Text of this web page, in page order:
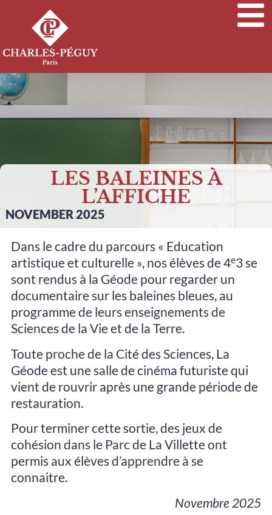
LES BALEINES À
L’AFFICHE
NOVEMBER 2025
Dans le cadre du parcours « Education
artistique et culturelle », nos élèves de 4e3 se
sont rendus à la Géode pour regarder un
documentaire sur les baleines bleues, au
programme de leurs enseignements de
Sciences de la Vie et de la Terre.
Toute proche de la Cité des Sciences, La
Géode est une salle de cinéma futuriste qui
vient de rouvrir après une grande période de
restauration.
Pour terminer cette sortie, des jeux de
cohésion dans le Parc de La Villette ont
permis aux élèves d’apprendre à se
connaitre.
Novembre 2025